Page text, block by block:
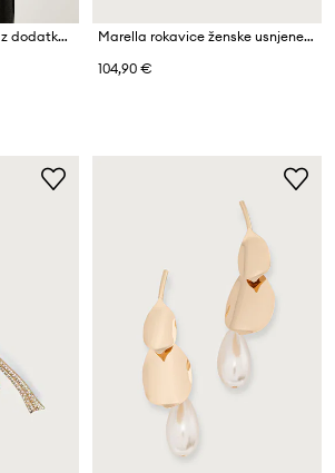
Marella pulover ženski z dodatkom kašmirja Emme by Marella
Marella rokavice ženske usnjene MLLPALAZZI
104,90 €